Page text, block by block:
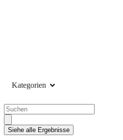
Kategorien
Siehe alle Ergebnisse